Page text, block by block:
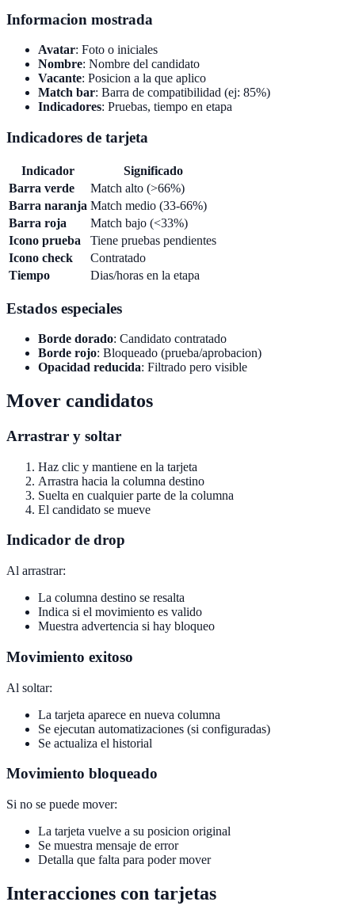
Informacion mostrada
Avatar: Foto o iniciales
Nombre: Nombre del candidato
Vacante: Posicion a la que aplico
Match bar: Barra de compatibilidad (ej: 85%)
Indicadores: Pruebas, tiempo en etapa
Indicadores de tarjeta
Indicador
Significado
Barra verde
Match alto (>66%)
Barra naranja Match medio (33-66%)
Barra roja
Match bajo (<33%)
Icono prueba
Tiene pruebas pendientes
Icono check
Contratado
Tiempo
Dias/horas en la etapa
Estados especiales
Borde dorado: Candidato contratado
Borde rojo: Bloqueado (prueba/aprobacion)
Opacidad reducida: Filtrado pero visible
Mover candidatos
Arrastrar y soltar
Haz clic y mantiene en la tarjeta
Arrastra hacia la columna destino
Suelta en cualquier parte de la columna
El candidato se mueve
Indicador de drop
Al arrastrar:
La columna destino se resalta
Indica si el movimiento es valido
Muestra advertencia si hay bloqueo
Movimiento exitoso
Al soltar:
La tarjeta aparece en nueva columna
Se ejecutan automatizaciones (si configuradas)
Se actualiza el historial
Movimiento bloqueado
Si no se puede mover:
La tarjeta vuelve a su posicion original
Se muestra mensaje de error
Detalla que falta para poder mover
Interacciones con tarjetas